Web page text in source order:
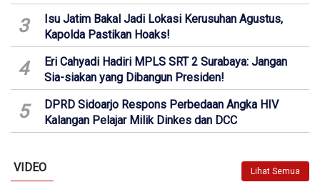
3
Isu Jatim Bakal Jadi Lokasi Kerusuhan Agustus,
Kapolda Pastikan Hoaks!
4
Eri Cahyadi Hadiri MPLS SRT 2 Surabaya: Jangan
Sia-siakan yang Dibangun Presiden!
5
DPRD Sidoarjo Respons Perbedaan Angka HIV
Kalangan Pelajar Milik Dinkes dan DCC
VIDEO Lihat Semua